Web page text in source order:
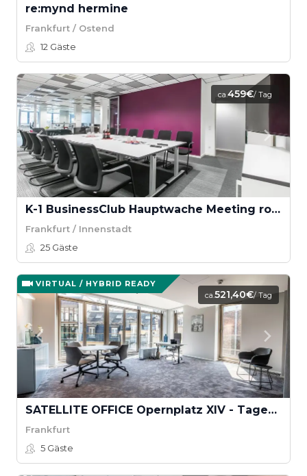
re:mynd hermine
Frankfurt / Ostend
12 Gäste
ca.459€/ Tag
K-1 BusinessClub Hauptwache Meeting room "Obermain"
Frankfurt / Innenstadt
25 Gäste
VIRTUAL / HYBRID READY
ca.521,40€/ Tag
SATELLITE OFFICE Opernplatz XIV - Tagessuite Goethe
Frankfurt
5 Gäste